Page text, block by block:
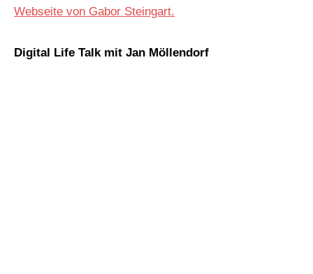
Webseite von Gabor Steingart.
Digital Life Talk mit Jan Möllendorf